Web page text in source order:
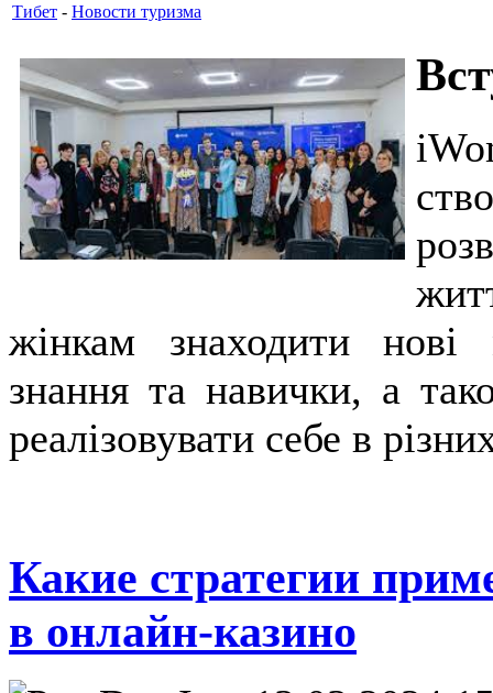
Тибет - Новости туризма
жінкам знаходити нові
знання та навички, а
реалізовувати себе в
Какие стратегии
в онлайн-казино